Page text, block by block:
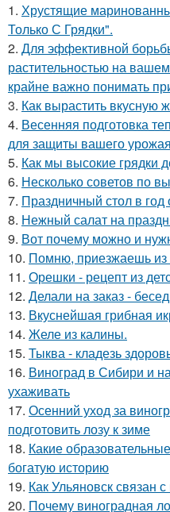
1. Хрустящие
Только С Грядки".
2. Для эффективной
растительностью на
крайне важно понимать
3. Как вырастить вкусную
4. Весенняя подготовка
для защиты вашего
5. Как мы высокие грядки
6. Несколько советов по
7. Праздничный стол в
8. Нежный салат на
9. Вот почему можно и
10. Помню, приезжаешь из
11. Орешки - рецепт из
12. Делали на заказ -
13. Вкуснейшая грибная
14. Желе из калины.
15. Тыква - кладезь
16. Виноград в Сибири и
ухаживать
17. Осенний уход за
подготовить лозу к зиме
18. Какие
богатую историю
19. Как Ульяновск
20. Почему виноградная